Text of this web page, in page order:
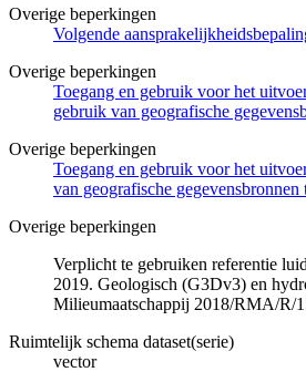
Overige beperkingen
Volgende
Overige beperkingen
Toegang en gebruik voor het
gebruik van geografische
Overige beperkingen
Toegang en gebruik voor het
van geografische
Overige beperkingen
Verplicht te gebruiken referentie
2019. Geologisch (G3Dv3) en
Milieumaatschappij 2018/RMA/R/
Ruimtelijk schema dataset(serie)
vector